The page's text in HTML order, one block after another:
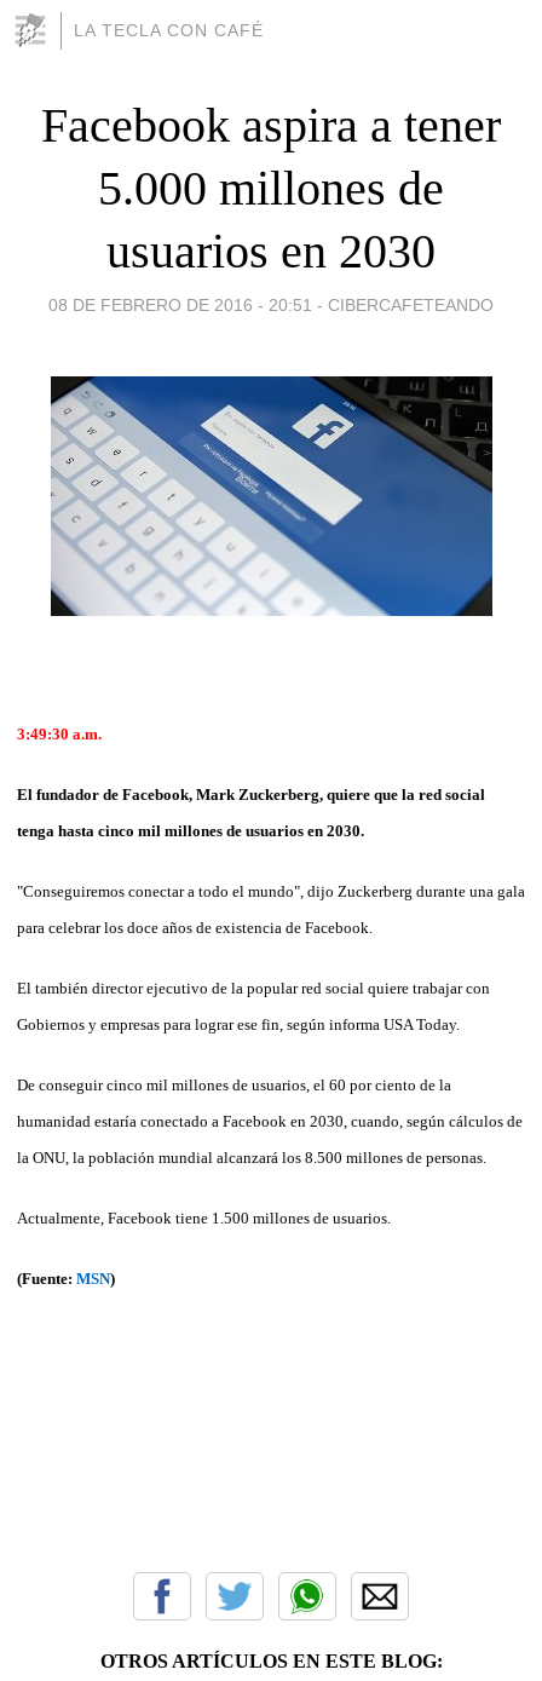
LA TECLA CON CAFÉ
Facebook aspira a tener
5.000 millones de
usuarios en 2030
08 DE FEBRERO DE 2016 - 20:51 - CIBERCAFETEANDO
3:49:30 a.m.
El fundador de Facebook, Mark Zuckerberg, quiere que la red social
tenga hasta cinco mil millones de usuarios en 2030.
"Conseguiremos conectar a todo el mundo", dijo Zuckerberg durante una gala
para celebrar los doce años de existencia de Facebook.
El también director ejecutivo de la popular red social quiere trabajar con
Gobiernos y empresas para lograr ese fin, según informa USA Today.
De conseguir cinco mil millones de usuarios, el 60 por ciento de la
humanidad estaría conectado a Facebook en 2030, cuando, según cálculos de
la ONU, la población mundial alcanzará los 8.500 millones de personas.
Actualmente, Facebook tiene 1.500 millones de usuarios.
(Fuente: MSN)
OTROS ARTÍCULOS EN ESTE BLOG: